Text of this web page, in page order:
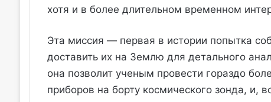
хотя и в более длительном временном
Эта миссия — первая в истории попытка
доставить их на Землю для детального
она позволит ученым провести гораздо
приборов на борту космического зонда,